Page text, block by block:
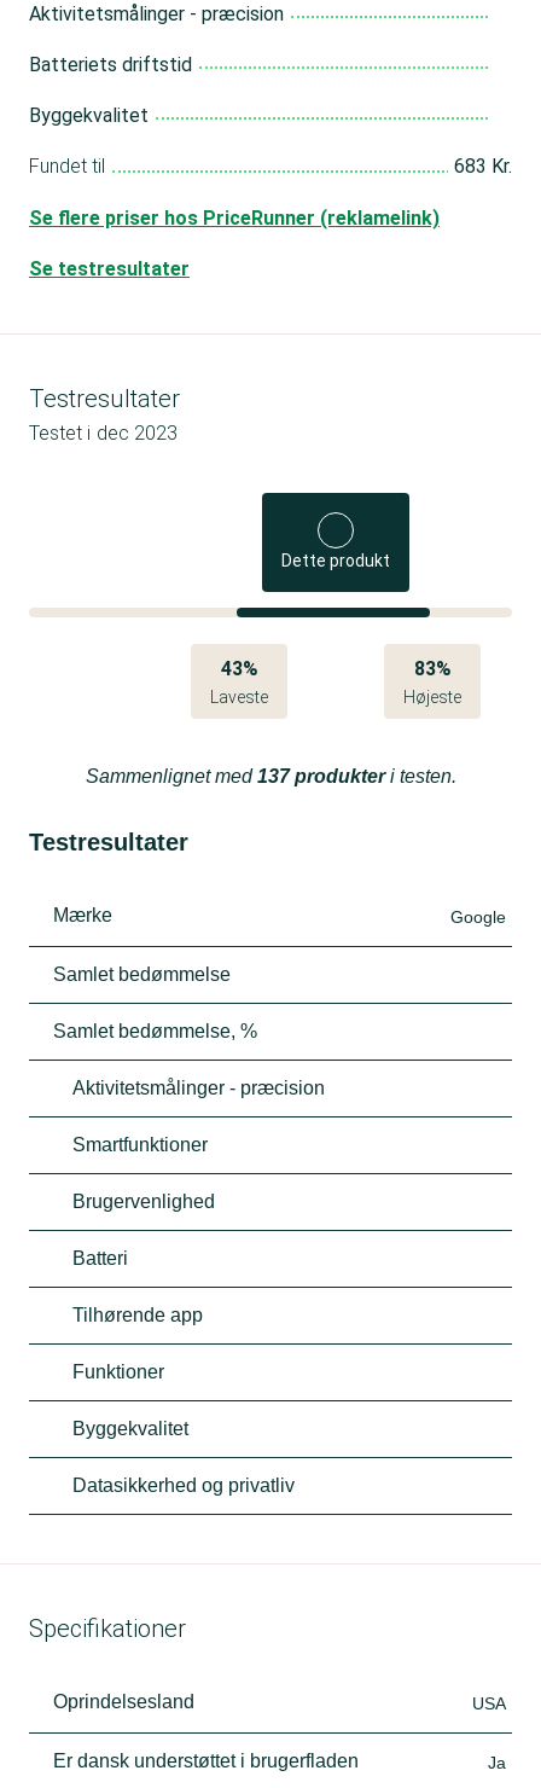
Aktivitetsmålinger - præcision
Batteriets driftstid
Byggekvalitet
Fundet til 683 Kr.
Se flere priser hos PriceRunner (reklamelink)
Se testresultater
Testresultater
Testet i dec 2023
Dette produkt
43%
Laveste
83%
Højeste
Sammenlignet med137 produkteri testen.
Testresultater
Mærke Google
Samlet bedømmelse
Samlet bedømmelse, %
Aktivitetsmålinger - præcision
Smartfunktioner
Brugervenlighed
Batteri
Tilhørende app
Funktioner
Byggekvalitet
Datasikkerhed og privatliv
Specifikationer
Oprindelsesland USA
Er dansk understøttet i brugerfladen Ja